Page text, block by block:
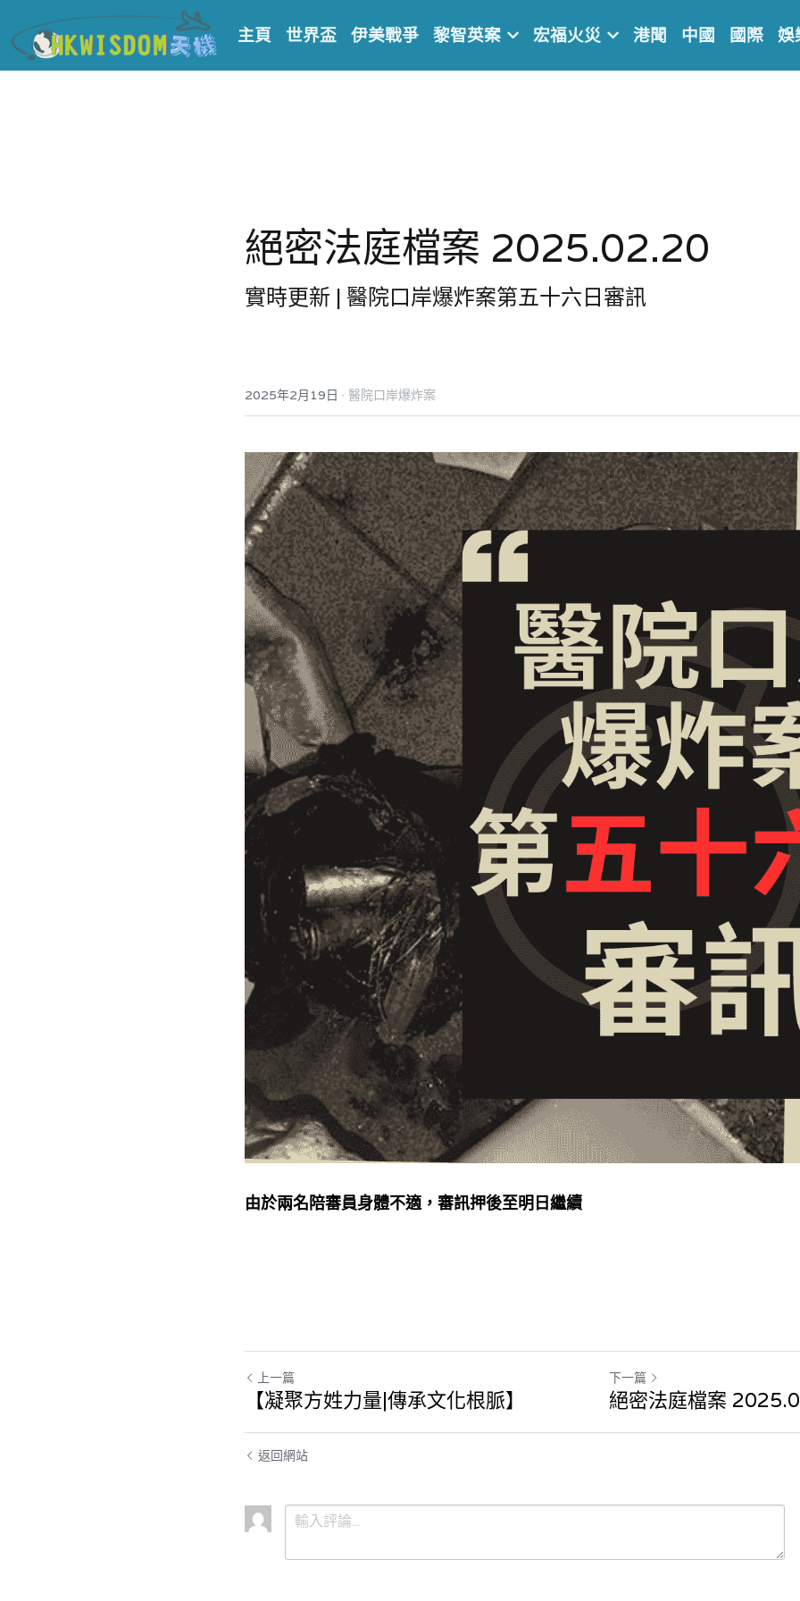
主頁 世界盃 伊美戰爭 黎智英案 宏福火災 港聞 中國 國際 娛
絕密法庭檔案 2025.02.20
實時更新 | 醫院口岸爆炸案第五十六日審訊
2025年2月19日 · 醫院口岸爆炸案
由於兩名陪審員身體不適，審訊押後至明日繼續
上一篇
【凝聚方姓力量|傳承文化根脈】
下一篇
絕密法庭檔案
返回網站